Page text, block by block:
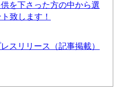
を下さった方の中から選
致します！
スリリース（記事掲載）